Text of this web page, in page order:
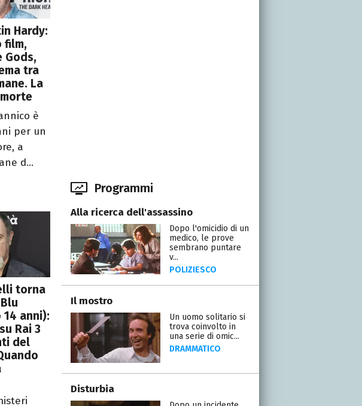
Hardy:
film,
Gods,
tra
La
è
per un
a
d...
torna
anni):
Rai 3
del
Programmi
Alla ricerca dell'assassino
Dopo l'omicidio di un
medico, le prove
sembrano puntare
v...
POLIZIESCO
Il mostro
Un uomo solitario si
trova coinvolto in
una serie di omic...
DRAMMATICO
Disturbia